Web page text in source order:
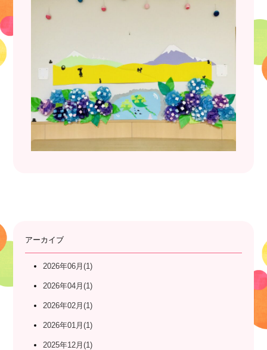
アーカイブ
2026年06月(1)
2026年04月(1)
2026年02月(1)
2026年01月(1)
2025年12月(1)